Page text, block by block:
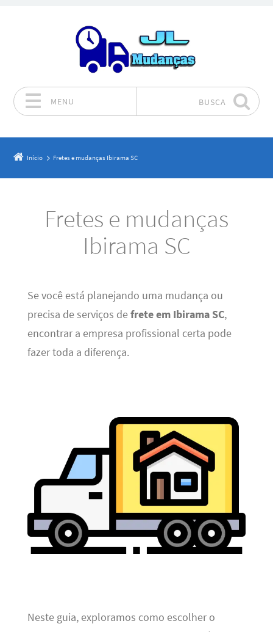
MENU BUSCA
Início Fretes e mudanças Ibirama SC
Fretes e mudanças
Ibirama SC
Se você está planejando uma mudança ou
precisa de serviços defrete em Ibirama SC,
encontrar a empresa profissional certa pode
fazer toda a diferença.
Neste guia, exploramos como escolher o